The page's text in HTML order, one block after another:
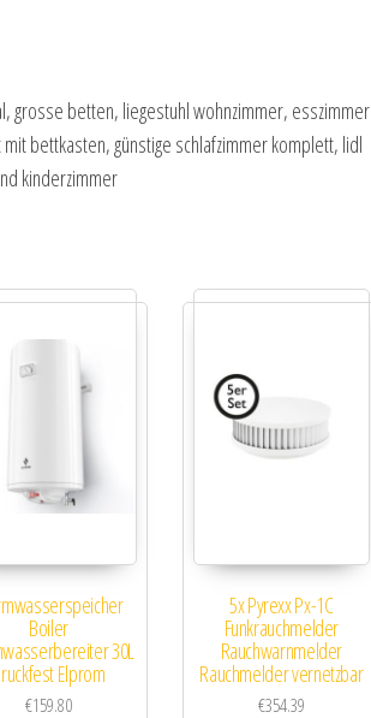
grosse betten, liegestuhl wohnzimmer, esszimmer
bettkasten, günstige schlafzimmer komplett, lidl
kinderzimmer
Boiler
30L
Elprom
€159.80
5x Pyrexx Px-1C
Funkrauchmelder
Rauchwarnmelder
Rauchmelder vernetzbar
€354.39